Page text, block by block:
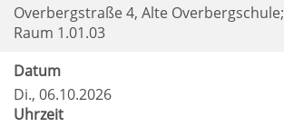
Overbergstraße 4, Alte Overbergschule;
Raum 1.01.03
Datum
Di., 06.10.2026
Uhrzeit